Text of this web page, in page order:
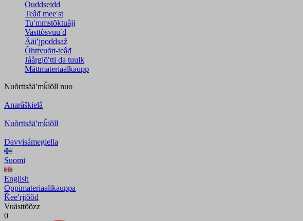
Ouddseidd
Teâđ meeʹst
Tuʹmmstõktuâjj
Vasttõsvuuʹd
Ääiʹjpoddsaž
Õhttvuõtt-teâđ
Jåårǥlõʹtti da tuulk
Mättmateriaalkaupp
Nuõrttsääʹmǩiõll nuo
Anarâškielâ
Nuõrttsääʹmǩiõll
Davvisámegiella
Suomi
English
Oppimateriaalikauppa
Ǩeeʹrjtõõđ
Vuästtõõzz
0